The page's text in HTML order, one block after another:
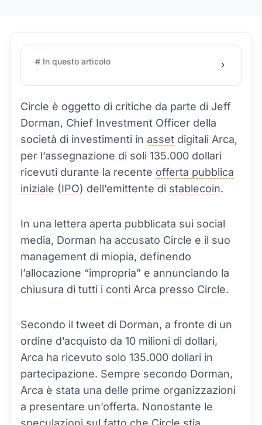
# In questo articolo
Circle è oggetto di critiche da parte di Jeff
Dorman, Chief Investment Officer della
società di investimenti in asset digitali Arca,
per l’assegnazione di soli 135.000 dollari
ricevuti durante la recente offerta pubblica
iniziale (IPO) dell’emittente di stablecoin.
In una lettera aperta pubblicata sui social
media, Dorman ha accusato Circle e il suo
management di miopia, definendo
l’allocazione “impropria” e annunciando la
chiusura di tutti i conti Arca presso Circle.
Secondo il tweet di Dorman, a fronte di un
ordine d’acquisto da 10 milioni di dollari,
Arca ha ricevuto solo 135.000 dollari in
partecipazione. Sempre secondo Dorman,
Arca è stata una delle prime organizzazioni
a presentare un’offerta. Nonostante le